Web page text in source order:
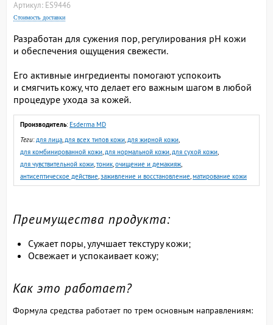
Артикул: ES9446
Стоимость доставки
Разработан для сужения пор, регулирования pH кожи
и обеспечения ощущения свежести.
Его активные ингредиенты помогают успокоить
и смягчить кожу, что делает его важным шагом в любой
процедуре ухода за кожей.
Производитель: Esderma MD
Теги:для лица,для всех типов кожи,для жирной кожи,
для комбинированной кожи,для нормальной кожи,для сухой кожи,
для чувствительной кожи,тоник,очищение и демакияж,
антисептическое действие,заживление и восстановление,матирование кожи
Преимущества продукта:
Сужает поры, улучшает текстуру кожи;
Освежает и успокаивает кожу;
Как это работает?
Формула средства работает по трем основным направлениям: